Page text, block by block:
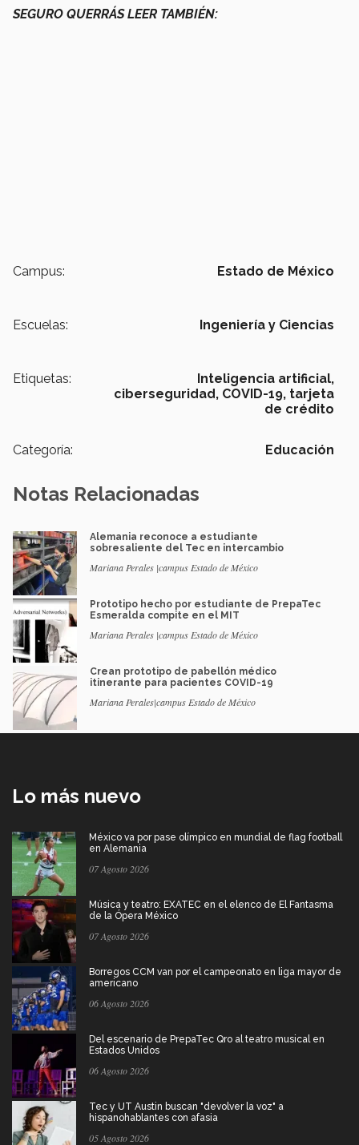
SEGURO QUERRÁS LEER TAMBIÉN:
Campus: Estado de México
Escuelas: Ingeniería y Ciencias
Etiquetas:
Inteligencia artificial,
ciberseguridad, COVID-19, tarjeta
de crédito
Categoría: Educación
Notas Relacionadas
Alemania reconoce a estudiante
sobresaliente del Tec en intercambio
Mariana Perales |campus Estado de México
Prototipo hecho por estudiante de PrepaTec
Esmeralda compite en el MIT
Mariana Perales |campus Estado de México
Crean prototipo de pabellón médico
itinerante para pacientes COVID-19
Mariana Perales|campus Estado de México
Lo más nuevo
México va por pase olímpico en mundial de flag football
en Alemania
07 Agosto 2026
Música y teatro: EXATEC en el elenco de El Fantasma
de la Ópera México
07 Agosto 2026
Borregos CCM van por el campeonato en liga mayor de
americano
06 Agosto 2026
Del escenario de PrepaTec Qro al teatro musical en
Estados Unidos
06 Agosto 2026
Tec y UT Austin buscan "devolver la voz" a
hispanohablantes con afasia
05 Agosto 2026